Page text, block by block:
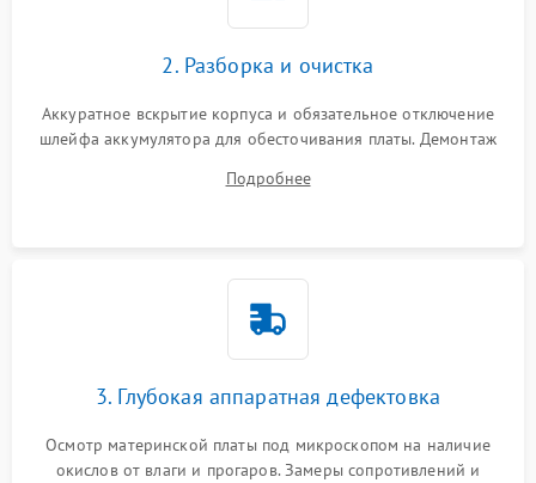
2. Разборка и очистка
Аккуратное вскрытие корпуса и обязательное отключение
шлейфа аккумулятора для обесточивания платы. Демонтаж
высохшей термопасты с кристаллов чипов.
Подробнее
3. Глубокая аппаратная дефектовка
Осмотр материнской платы под микроскопом на наличие
окислов от влаги и прогаров. Замеры сопротивлений и